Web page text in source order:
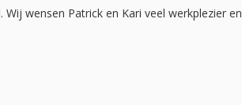
wensen Patrick en Kari veel werkplezier en